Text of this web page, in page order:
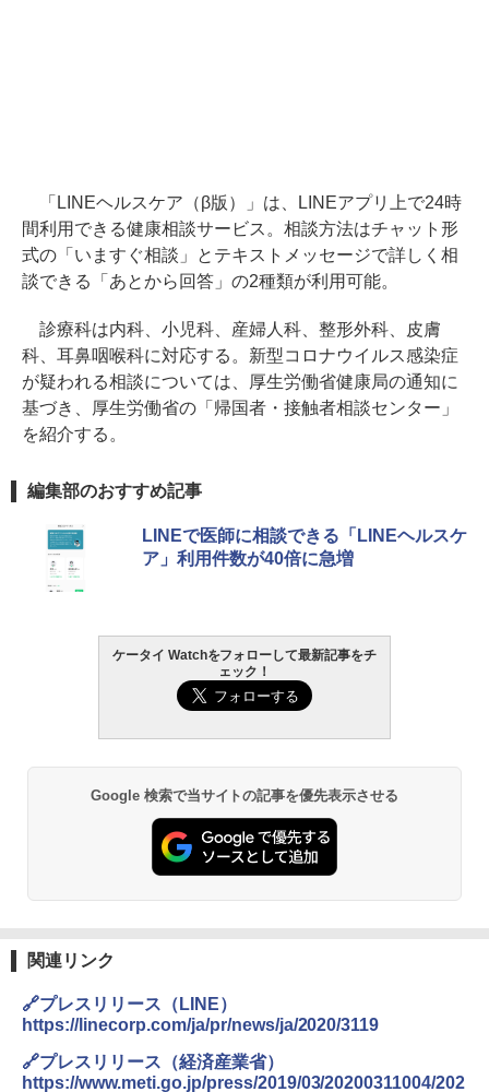
「LINEヘルスケア（β版）」は、LINEアプリ上で24時
間利用できる健康相談サービス。相談方法はチャット形
式の「いますぐ相談」とテキストメッセージで詳しく相
談できる「あとから回答」の2種類が利用可能。
診療科は内科、小児科、産婦人科、整形外科、皮膚
科、耳鼻咽喉科に対応する。新型コロナウイルス感染症
が疑われる相談については、厚生労働省健康局の通知に
基づき、厚生労働省の「帰国者・接触者相談センター」
を紹介する。
編集部のおすすめ記事
LINEで医師に相談できる「LINEヘルスケ
ア」利用件数が40倍に急増
ケータイ Watchをフォローして最新記事をチ
ェック！
Google 検索で当サイトの記事を優先表示させる
関連リンク
🔗プレスリリース（LINE）
https://linecorp.com/ja/pr/news/ja/2020/3119
🔗プレスリリース（経済産業省）
https://www.meti.go.jp/press/2019/03/20200311004/202